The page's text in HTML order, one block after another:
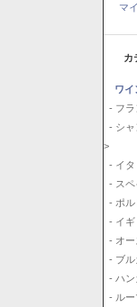
マ
カ
ワイ
- フラ
- シャ
>
- イタ
- スペ
- ポル
- イギ
- オー
- ブル
- ハン
- ルー